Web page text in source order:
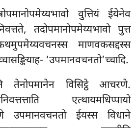
वुत्तियं ईयेनेव
तदोपमानोपमेय्यभावो पुत्त
माणवकसद्दस्स
‘उपमानवचनतो’च्चादि.
तेनोपमानेन विसिट्ठे आचरणे.
एत्थायमधिप्पायो
उपमानवचनतो ईयस्स विधाने